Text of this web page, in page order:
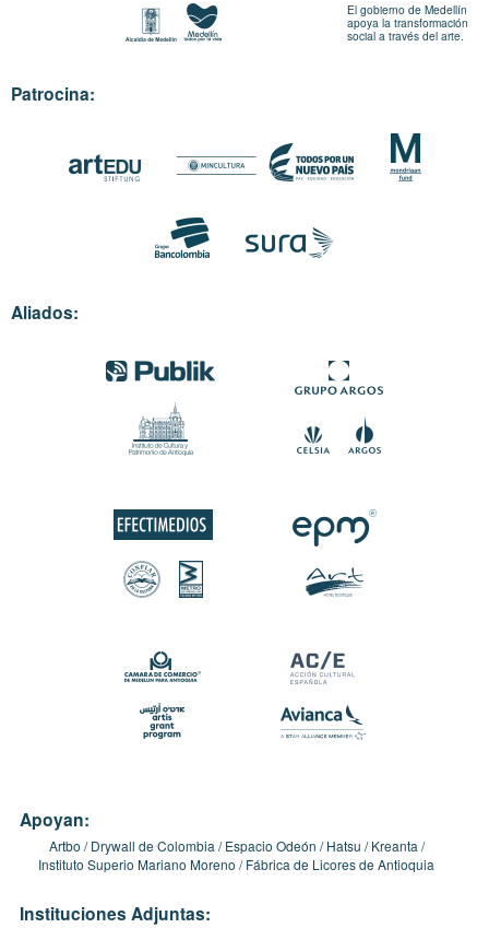
El gobierno de Medellín
apoya la transformación
social a través del arte.
Patrocina:
Aliados:
Apoyan:
Artbo Drywall de Colombia Espacio Odeón Hatsu
Kreanta
Instituto Superio Mariano Moreno
Fábrica de Licores de Antioquia
Instituciones Adjuntas: